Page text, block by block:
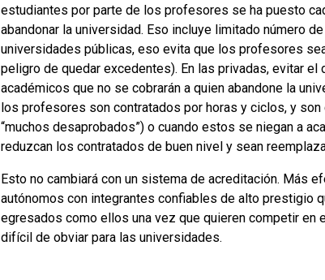
estudiantes por parte de los profesores se ha puesto
abandonar la universidad. Eso incluye limitado número
universidades públicas, eso evita que los profesores
peligro de quedar excedentes). En las privadas, evitar
académicos que no se cobrarán a quien abandone la
los profesores son contratados por horas y ciclos, y
“muchos desaprobados”) o cuando estos se niegan a
reduzcan los contratados de buen nivel y sean
Esto no cambiará con un sistema de acreditación. Más
autónomos con integrantes confiables de alto prestigio
egresados como ellos una vez que quieren competir en
difícil de obviar para las universidades.